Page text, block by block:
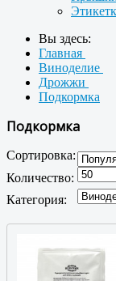
Вы здесь:
Главная
Виноделие
Дрожжи
Подкормка
Подкормка
Сортировка:
Количество:
Категория: